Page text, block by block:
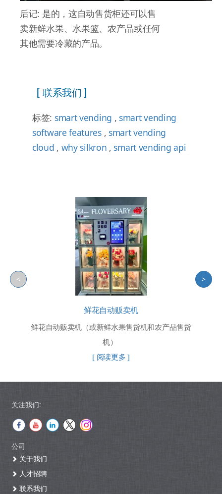
后记: 是的，这自动售货柜还可以售
卖新鲜水果、水果篮、农产品或任何
其他需要冷藏的产品。
[ 联系我们 ]
标签: smart vending , smart vending
software features , smart vending
cloud , why silkron , smart vending api
鲜花自动贩卖机
鲜花自动贩卖机（或新鲜水果售货机和农产品售货
机）
[ 阅读更多 ]
< >
关注我们:
公司
关于我们
人才招聘
联系我们